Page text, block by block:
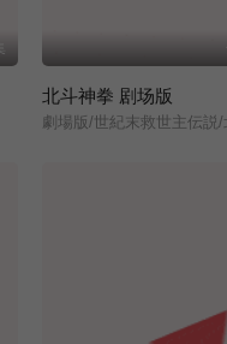
北斗神拳 剧场版